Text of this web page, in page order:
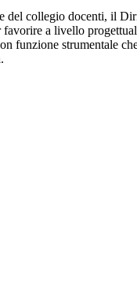
collegio docenti, il
a livello
funzione strumentale